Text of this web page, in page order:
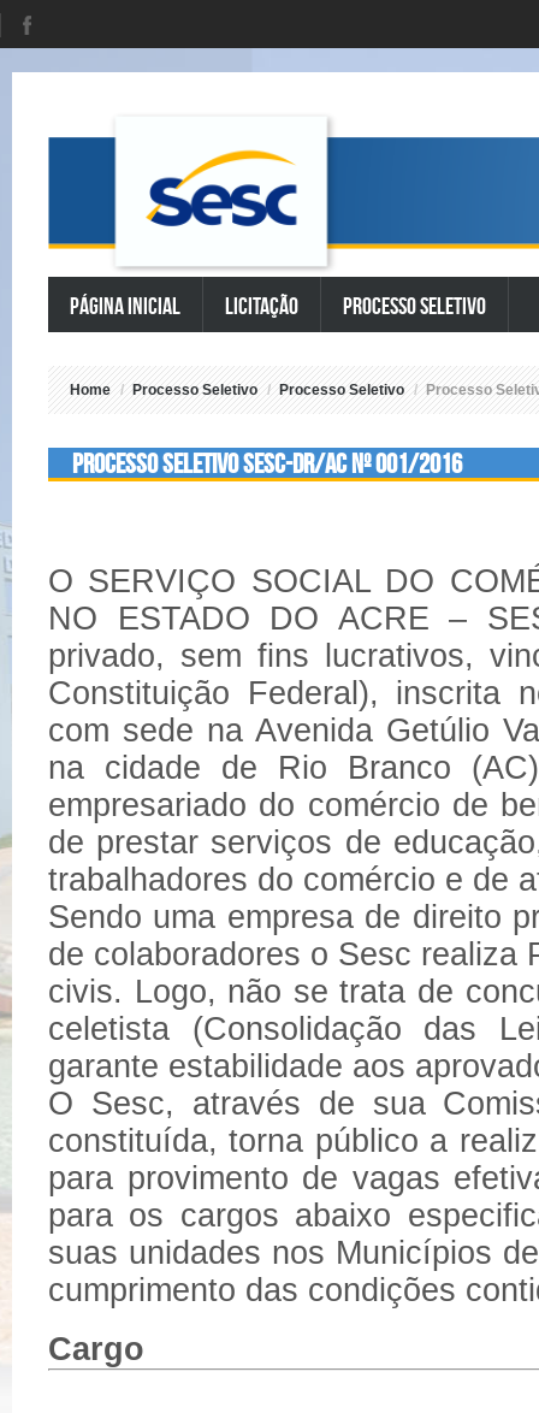
Página Inicial Licitação Processo Seletivo
Home / Processo Seletivo / Processo Seletivo / Processo
PROCESSO SELETIVO SESC-DR/AC Nº 001/2016
O SERVIÇO SOCIAL DO
NO ESTADO DO ACRE –
privado, sem fins lucrativos,
Constituição Federal), inscrita
com sede na Avenida Getúlio
na cidade de Rio Branco
empresariado do comércio de
de prestar serviços de
trabalhadores do comércio e de
Sendo uma empresa de direito
de colaboradores o Sesc realiza
civis. Logo, não se trata de
celetista (Consolidação das
garante estabilidade aos
O Sesc, através de sua
constituída, torna público a
para provimento de vagas
para os cargos abaixo
suas unidades nos Municípios
cumprimento das condições
Cargo